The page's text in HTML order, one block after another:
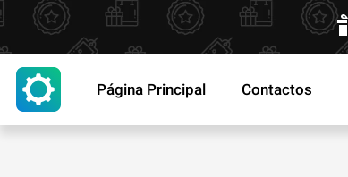
Página Principal Contactos